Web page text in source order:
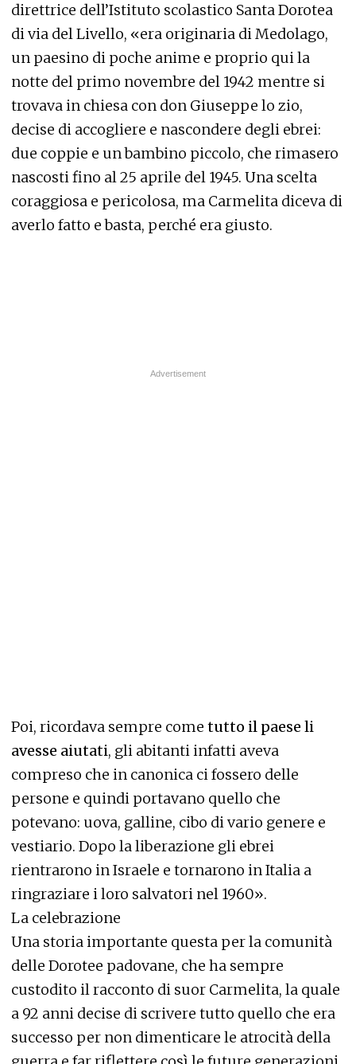
direttrice dell’Istituto scolastico Santa Dorotea
di via del Livello, «era originaria di Medolago,
un paesino di poche anime e proprio qui la
notte del primo novembre del 1942 mentre si
trovava in chiesa con don Giuseppe lo zio,
decise di accogliere e nascondere degli ebrei:
due coppie e un bambino piccolo, che rimasero
nascosti fino al 25 aprile del 1945. Una scelta
coraggiosa e pericolosa, ma Carmelita diceva di
averlo fatto e basta, perché era giusto.
Poi, ricordava sempre come tutto il paese li
avesse aiutati, gli abitanti infatti aveva
compreso che in canonica ci fossero delle
persone e quindi portavano quello che
potevano: uova, galline, cibo di vario genere e
vestiario. Dopo la liberazione gli ebrei
rientrarono in Israele e tornarono in Italia a
ringraziare i loro salvatori nel 1960».
La celebrazione
Una storia importante questa per la comunità
delle Dorotee padovane, che ha sempre
custodito il racconto di suor Carmelita, la quale
a 92 anni decise di scrivere tutto quello che era
successo per non dimenticare le atrocità della